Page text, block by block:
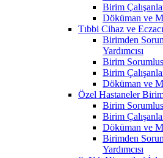
Birim
Döküman ve
Tıbbi Cihaz ve
Birimden
Yardımcısı
Birim
Birim
Döküman ve
Özel Hastaneler
Birim
Birim
Döküman ve
Birimden
Yardımcısı